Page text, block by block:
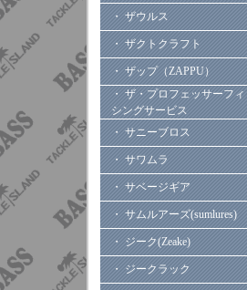
・ ザウルス
・ ザクトクラフト
・ ザップ（ZAPPU）
・ ザ・プロフェッサーフ
シングサービス
・ サニーブロス
・ サワムラ
・ サベージギア
・ サムルアーズ(sumlures)
・ ジーク(Zeake)
・ ジークラック